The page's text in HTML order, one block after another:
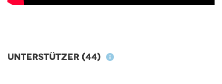
Unterstützer (44)